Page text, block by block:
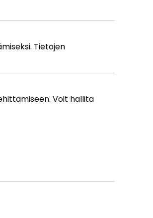
Tietojen
Voit hallita